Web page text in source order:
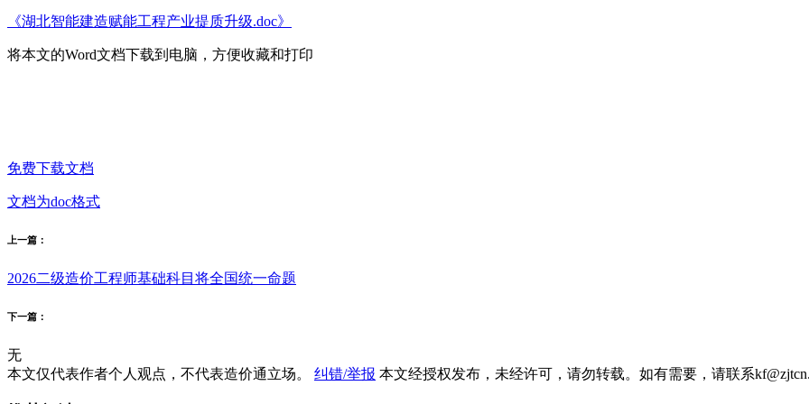
《湖北智能建造赋能工程产业提质升级.doc》
将本文的Word文档下载到电脑，方便收藏和打印
免费下载文档
文档为doc格式
上一篇：
2026二级造价工程师基础科目将全国统一命题
下一篇：
无
本文仅代表作者个人观点，不代表造价通立场。 纠错/举报 本文经授权发布，未经许可，请勿转载。如有需要，请联系